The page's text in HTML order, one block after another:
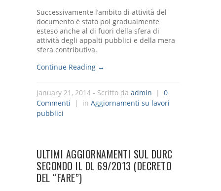
Successivamente l’ambito di attività del
documento è stato poi gradualmente
esteso anche al di fuori della sfera di
attività degli appalti pubblici e della mera
sfera contributiva.
Continue Reading →
January 21, 2014 - Scritto da admin | 0
Commenti | in Aggiornamenti su lavori
pubblici
ULTIMI AGGIORNAMENTI SUL DURC
SECONDO IL DL 69/2013 (DECRETO
DEL “FARE”)